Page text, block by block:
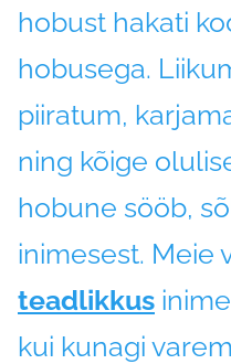
hobust hakati
hobusega.
piiratum,
ning kõige
hobune sööb,
inimesest. Meie
teadlikkus
kui kunagi